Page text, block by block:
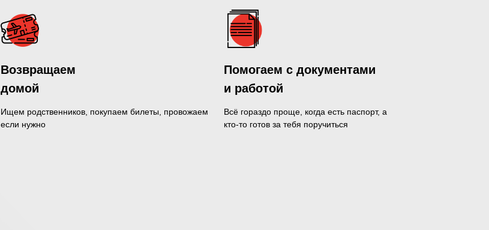
Ищем родственников, покупаем билеты, провожаем
если нужно
Всё гораздо проще, когда есть паспорт, а
кто-то готов за тебя поручиться
Возвращаем
домой
Помогаем с документами
и работой
и продолжаем это делать каждый день